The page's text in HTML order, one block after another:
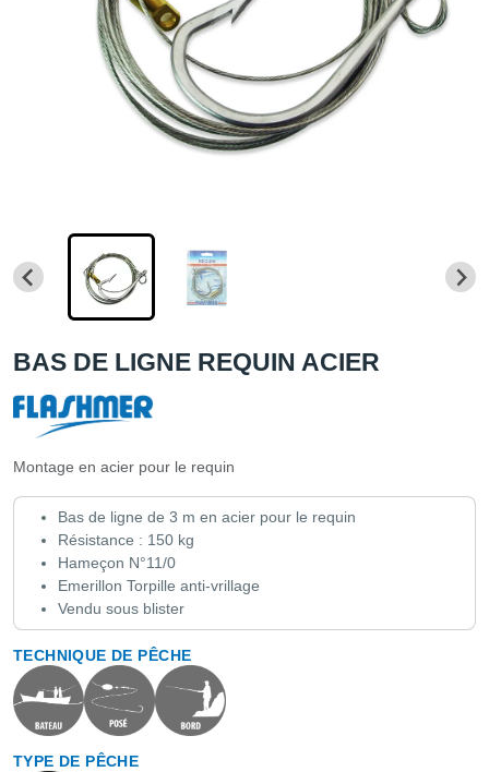
BAS DE LIGNE REQUIN ACIER
Montage en acier pour le requin
Bas de ligne de 3 m en acier pour le requin
Résistance : 150 kg
Hameçon N°11/0
Emerillon Torpille anti-vrillage
Vendu sous blister
TECHNIQUE DE PÊCHE
TYPE DE PÊCHE